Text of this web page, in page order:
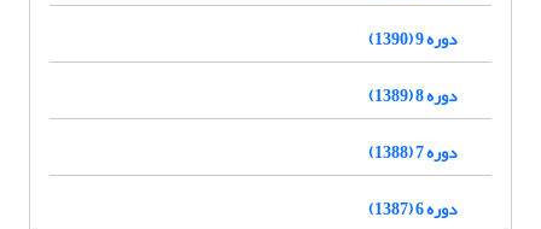
دوره 9 (1390)
دوره 8 (1389)
دوره 7 (1388)
دوره 6 (1387)